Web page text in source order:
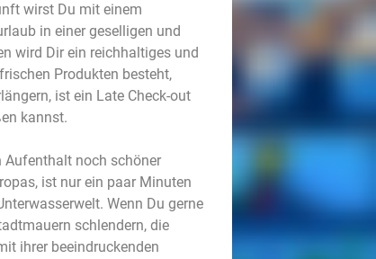
wirst Du mit einem
in einer geselligen und
wird Dir ein reichhaltiges und
Produkten besteht,
ist ein Late Check-out
kannst.
Aufenthalt noch schöner
ist nur ein paar Minuten
Wenn Du gerne
schlendern, die
ihrer beeindruckenden